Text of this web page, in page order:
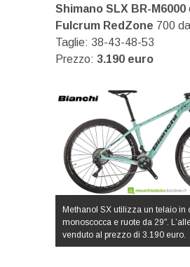
Shimano SLX BR-M6000
Fulcrum RedZone 700
Taglie: 38-43-48-53
Prezzo: 3.190 euro
Methanol SX utilizza un telaio in
monoscocca e ruote da 29″.
venduto al prezzo di 3.190 euro.